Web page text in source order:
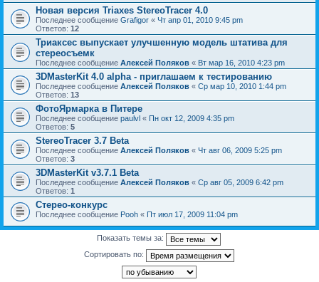
Новая версия Triaxes StereoTracer 4.0
Последнее сообщение Grafigor « Чт апр 01, 2010 9:45 pm
Ответов: 12
Триаксес выпускает улучшенную модель штатива для
стереосъемк
Последнее сообщение Алексей Поляков « Вт мар 16, 2010 4:23 pm
3DMasterKit 4.0 alpha - приглашаем к тестированию
Последнее сообщение Алексей Поляков « Ср мар 10, 2010 1:44 pm
Ответов: 13
ФотоЯрмарка в Питере
Последнее сообщение paulvl « Пн окт 12, 2009 4:35 pm
Ответов: 5
StereoTracer 3.7 Beta
Последнее сообщение Алексей Поляков « Чт авг 06, 2009 5:25 pm
Ответов: 3
3DMasterKit v3.7.1 Beta
Последнее сообщение Алексей Поляков « Ср авг 05, 2009 6:42 pm
Ответов: 1
Стерео-конкурс
Последнее сообщение Pooh « Пт июл 17, 2009 11:04 pm
Показать темы за:
Сортировать по: